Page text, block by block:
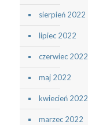
sierpień 2022
lipiec 2022
czerwiec 2022
maj 2022
kwiecień 2022
marzec 2022